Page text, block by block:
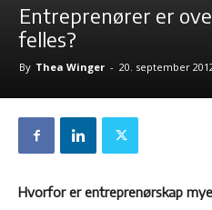
Entreprenører er
felles?
By Thea Winger - 20. september
Hvorfor er entreprenørskap